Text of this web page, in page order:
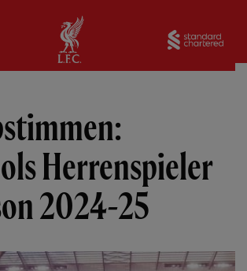
Startseite
Herrenspieler
2024-25